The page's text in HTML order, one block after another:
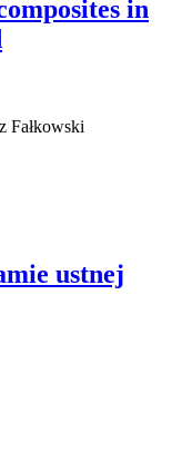
in
Fałkowski
ustnej